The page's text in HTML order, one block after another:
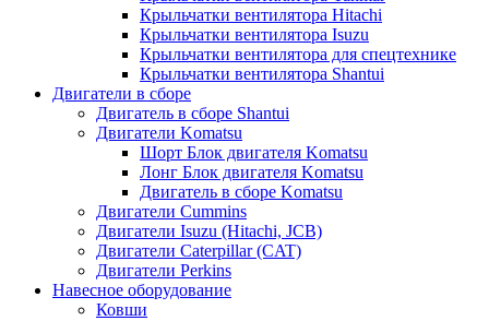
Крыльчатки вентилятора Hitachi
Крыльчатки вентилятора Isuzu
Крыльчатки вентилятора для спецтехнике
Крыльчатки вентилятора Shantui
Двигатели в сборе
Двигатель в сборе Shantui
Двигатели Komatsu
Шорт Блок двигателя Komatsu
Лонг Блок двигателя Komatsu
Двигатель в сборе Komatsu
Двигатели Cummins
Двигатели Isuzu (Hitachi, JCB)
Двигатели Caterpillar (CAT)
Двигатели Perkins
Навесное оборудование
Ковши